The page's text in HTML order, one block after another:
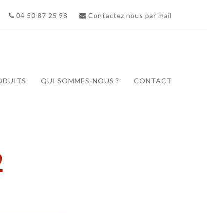
04 50 87 25 98 Contactez nous par mail
QUI SOMMES-NOUS ? CONTACT